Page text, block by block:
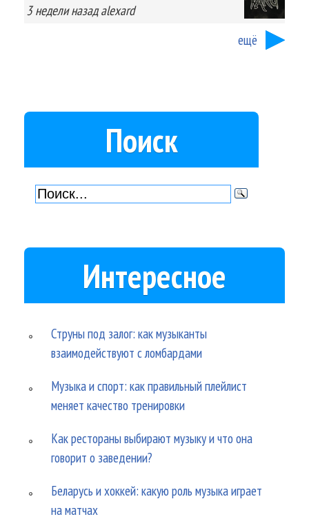
3 неделиназад alexard
ещё
Поиск
Интересное
Струны под залог: как музыканты
взаимодействуют с ломбардами
Музыка и спорт: как правильный плейлист
меняет качество тренировки
Как рестораны выбирают музыку и что она
говорит о заведении?
Беларусь и хоккей: какую роль музыка играет
на матчах